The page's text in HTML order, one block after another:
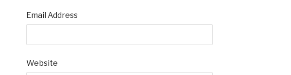
Email Address
Website